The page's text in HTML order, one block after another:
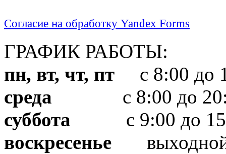
Согласие на обработку Yandex Forms
ГРАФИК РАБОТЫ:
пн, вт, чт, пт с 8:00 до
среда с 8:00 до
суббота с 9:00 до
воскресенье